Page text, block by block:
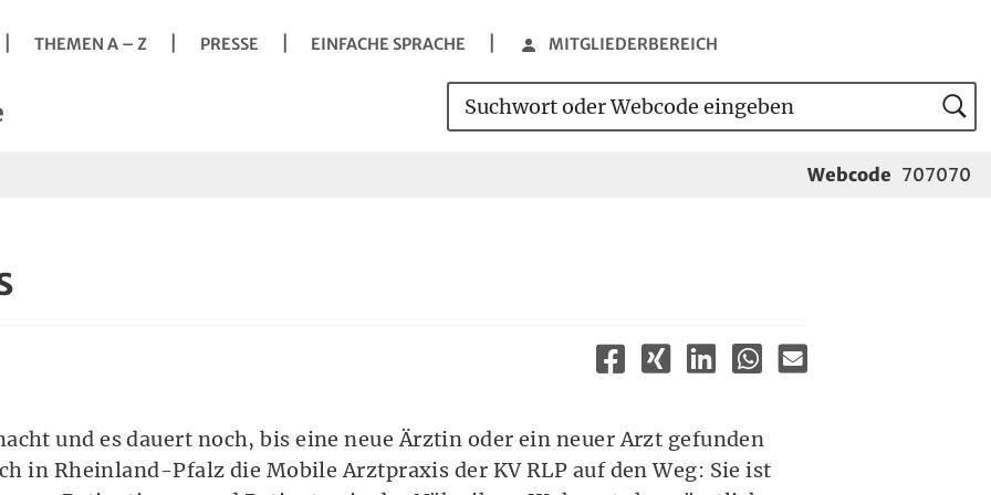
THEMEN A – Z PRESSE EINFACHE SPRACHE MITGLIEDERBEREICH
Seitensuche
Suchwort oder Webcode eingeben
Webcode 707070
und es dauert noch, bis eine neue Ärztin oder ein neuer Arzt gefunden
in Rheinland-Pfalz die Mobile Arztpraxis der KV RLP auf den Weg: Sie ist